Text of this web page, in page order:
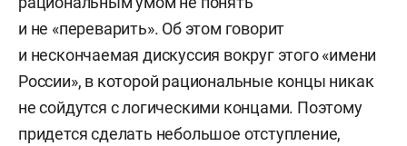
и не «переварить». Об этом говорит
и нескончаемая дискуссия вокруг этого «имени
России», в которой рациональные концы никак
не сойдутся с логическими концами. Поэтому
придется сделать небольшое отступление,